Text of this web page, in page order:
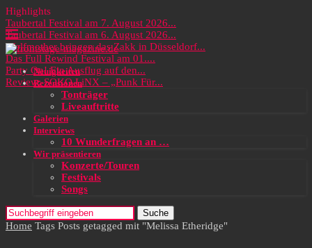
Highlights
Taubertal Festival am 7. August 2026...
Taubertal Festival am 6. August 2026...
Wolfmother bringen das Zakk in Düsseldorf...
Das Full Rewind Festival am 01....
Party On! Ein Ausflug auf den...
Review: SOKO LiNX – „Punk Für...
Neuigkeiten
Rezensionen
Tonträger
Liveauftritte
Galerien
Interviews
10 Wunderfragen an …
Wir präsentieren
Konzerte/Touren
Festivals
Songs
Suche
Home Tags Posts getagged mit "Melissa Etheridge"